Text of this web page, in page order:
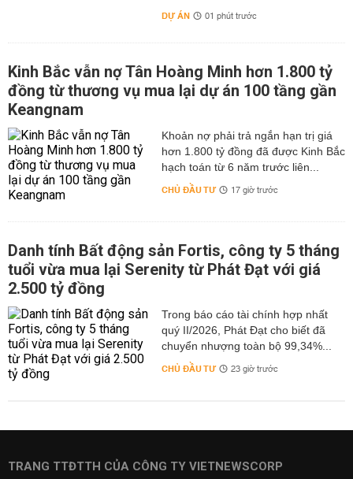
DỰ ÁN 01 phút trước
Kinh Bắc vẫn nợ Tân Hoàng Minh hơn 1.800 tỷ
đồng từ thương vụ mua lại dự án 100 tầng gần
Keangnam
hơn 1.800 tỷ đồng đã được Kinh Bắc
hạch toán từ 6 năm trước liên...
CHỦ ĐẦU TƯ 17 giờ trước
Danh tính Bất động sản Fortis, công ty 5 tháng
tuổi vừa mua lại Serenity từ Phát Đạt với giá
2.500 tỷ đồng
Trong báo cáo tài chính hợp nhất
quý II/2026, Phát Đạt cho biết đã
chuyển nhượng toàn bộ 99,34%...
CHỦ ĐẦU TƯ 23 giờ trước
TRANG TTĐTTH CỦA CÔNG TY VIETNEWSCORP